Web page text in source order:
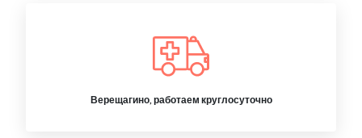
Верещагино, работаем круглосуточно